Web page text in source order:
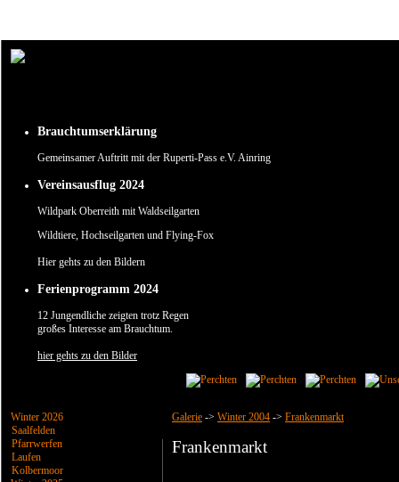
Brauchtumserklärung
Gemeinsamer Auftritt mit der Ruperti-Pass e.V. Ainring
Vereinsausflug 2024
Wildpark Oberreith mit Waldseilgarten
Wildtiere, Hochseilgarten und Flying-Fox
Hier gehts zu den Bildern
Ferienprogramm 2024
12 Jungendliche zeigten trotz Regen
großes Interesse am Brauchtum.
hier gehts zu den Bilder
Winter 2026
Saalfelden
Pfarrwerfen
Laufen
Kolbermoor
Galerie -> Winter 2004 -> Frankenmarkt
Frankenmarkt